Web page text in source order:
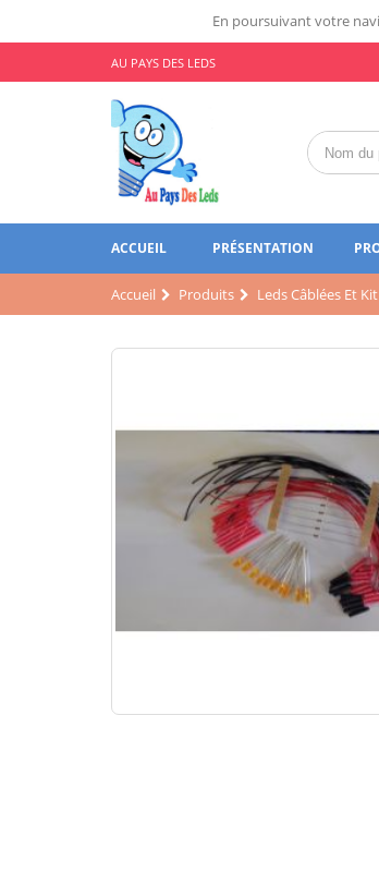
En poursuivant votre
AU PAYS DES LEDS
ACCUEIL PRÉSENTATION
Accueil Produits Leds Câblées Et